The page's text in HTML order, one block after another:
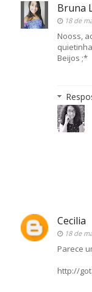
Bruna
18 de
Nooss,
Beijos ;*
Cecilia
18 de
Parece
http://